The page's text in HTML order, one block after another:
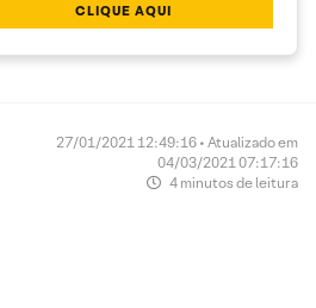
CLIQUE AQUI
27/01/2021 12:49:16 • Atualizado em
04/03/2021 07:17:16
4 minutos de leitura